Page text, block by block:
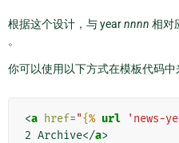
根据这个设计，与 yearnnnn 相对
。
你可以使用以下方式在模板代码中
<a href="{% url 'news-
2 Archive</a>